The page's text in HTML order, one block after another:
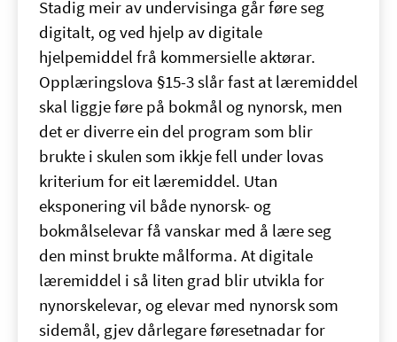
Stadig meir av undervisinga går føre seg
digitalt, og ved hjelp av digitale
hjelpemiddel frå kommersielle aktørar.
Opplæringslova §15-3 slår fast at læremiddel
skal liggje føre på bokmål og nynorsk, men
det er diverre ein del program som blir
brukte i skulen som ikkje fell under lovas
kriterium for eit læremiddel. Utan
eksponering vil både nynorsk- og
bokmålselevar få vanskar med å lære seg
den minst brukte målforma. At digitale
læremiddel i så liten grad blir utvikla for
nynorskelevar, og elevar med nynorsk som
sidemål, gjev dårlegare føresetnadar for